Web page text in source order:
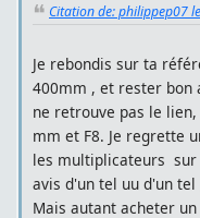
Citation de: philippep07
Je rebondis sur ta
400mm , et rester bon
ne retrouve pas le
mm et F8. Je regrette
les multiplicateurs sur
avis d'un tel uu d'un
Mais autant acheter